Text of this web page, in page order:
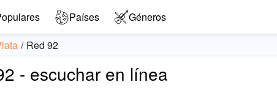
Países Géneros
Red 92
- escuchar en línea